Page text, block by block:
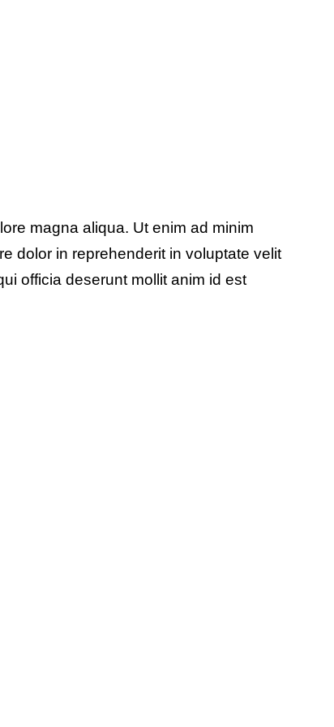
magna aliqua. Ut enim ad minim
dolor in reprehenderit in voluptate velit
officia deserunt mollit anim id est